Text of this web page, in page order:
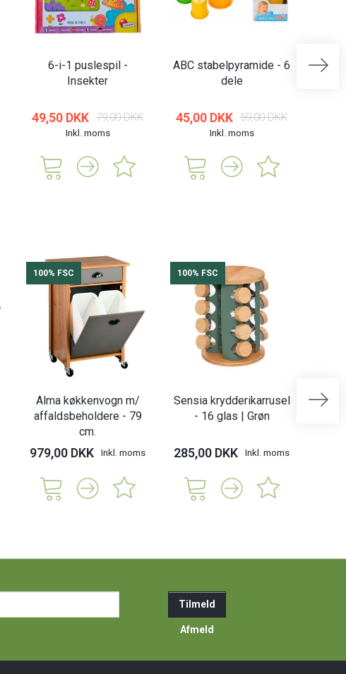
6-i-1 puslespil -
Insekter
49,50 DKK 79,00 DKK
Inkl. moms
ABC stabelpyramide - 6
dele
45,00 DKK 59,00 DKK
Inkl. moms
100% FSC
Alma køkkenvogn m/
affaldsbeholdere - 79
cm.
979,00 DKK Inkl. moms
100% FSC
Sensia krydderikarrusel
- 16 glas | Grøn
285,00 DKK Inkl. moms
Luca
Tilmeld
Afmeld